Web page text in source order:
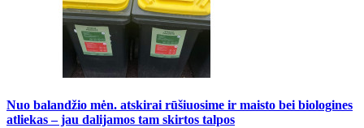
Nuo balandžio mėn. atskirai rūšiuosime ir maisto bei biologines
atliekas – jau dalijamos tam skirtos talpos